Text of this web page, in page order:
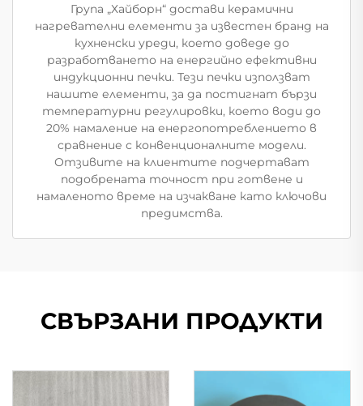
Група „Хайборн“ достави керамични
нагревателни елементи за известен бранд на
кухненски уреди, което доведе до
разработването на енергийно ефективни
индукционни печки. Тези печки използват
нашите елементи, за да постигнат бързи
температурни регулировки, което води до
20% намаление на енергопотреблението в
сравнение с конвенционалните модели.
Отзивите на клиентите подчертават
подобрената точност при готвене и
намаленото време на изчакване като ключови
предимства.
СВЪРЗАНИ ПРОДУКТИ